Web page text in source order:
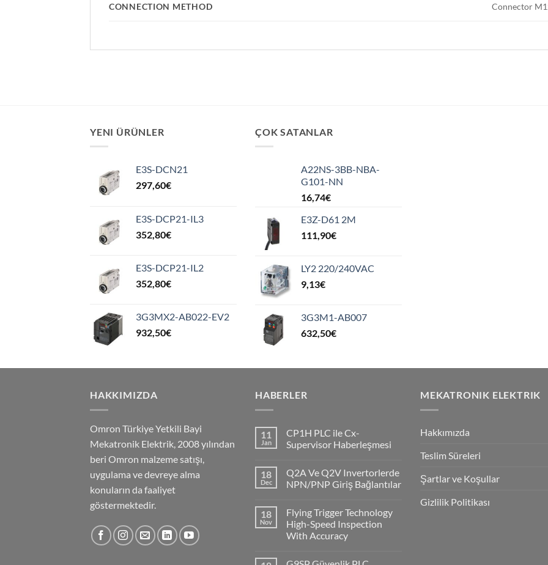
CONNECTION METHOD Connector
YENI ÜRÜNLER
E3S-DCN21
297,60€
E3S-DCP21-IL3
352,80€
E3S-DCP21-IL2
352,80€
3G3MX2-AB022-EV2
932,50€
ÇOK SATANLAR
A22NS-3BB-NBA-
G101-NN
16,74€
E3Z-D61 2M
111,90€
LY2 220/240VAC
9,13€
3G3M1-AB007
632,50€
HAKKIMIZDA
Omron Türkiye Yetkili Bayi
Mekatronik Elektrik, 2008 yılından
beri Omron malzeme satışı,
uygulama ve devreye alma
konuların da faaliyet
göstermektedir.
HABERLER
11
Jan
CP1H PLC ile Cx-
Supervisor Haberleşmesi
on
CP1H
PLC
Supervisor
Haberleşmesi
18
Dec
Q2A Ve Q2V Invertorlerde
NPN/PNP Giriş Bağlantılar
on
Q2A
Ve
Q2V
Giriş
18
Nov
Flying Trigger Technology
High-Speed Inspection
With Accuracy
on
MEKATRONIK ELEKTRIK
Hakkımızda
Teslim Süreleri
Şartlar ve Koşullar
Gizlilik Politikası